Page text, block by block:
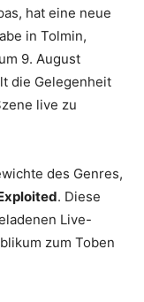
hat eine neue
in Tolmin,
9. August
die Gelegenheit
live zu
des Genres,
. Diese
Live-
zum Toben